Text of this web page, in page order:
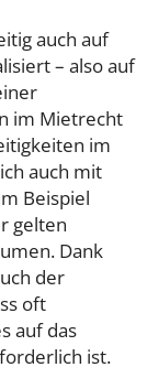
auch auf
– also auf
im Mietrecht
im
auch mit
Beispiel
gelten
Dank
der
oft
auf das
ist.